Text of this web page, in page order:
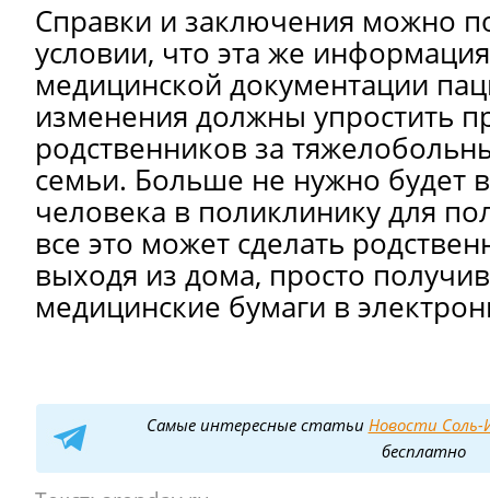
Справки и заключения можно
условии, что эта же
медицинской документации
изменения должны упростить
родственников за
семьи. Больше не нужно будет
человека в поликлинику для
все это может сделать
выходя из дома, просто
медицинские бумаги в
Самые интересные статьи Новости Соль-
бесплатно